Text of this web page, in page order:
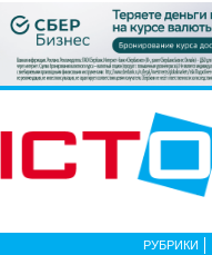
РУБРИКИ